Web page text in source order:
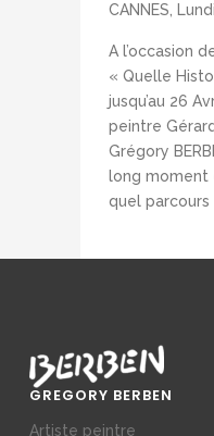
CANNES,
A l’occasion
« Quelle
jusqu’au 26
peintre
Grégory
long moment
quel
GREGORY BERBEN
Artiste peintre